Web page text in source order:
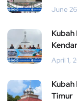
June
April 1,
Timur